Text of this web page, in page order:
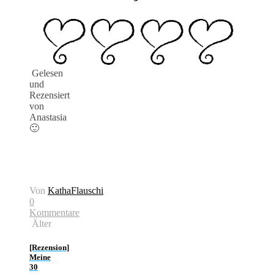
Gelesen
und
Rezensiert
von
Anastasia
🙂
Von KathaFlauschi
0
Kommentare
Älter
[Rezension]
Meine
30